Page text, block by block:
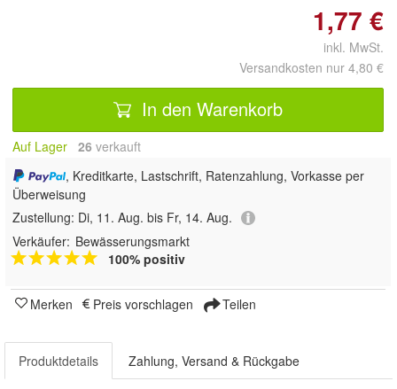
1,77 €
inkl. MwSt.
Versandkosten nur 4,80 €
In den Warenkorb
Auf Lager 26 verkauft
, Kreditkarte, Lastschrift, Ratenzahlung, Vorkasse per
Überweisung
Zustellung: Di, 11. Aug. bis Fr, 14. Aug.
Verkäufer: Bewässerungsmarkt
100% positiv
Merken Preis vorschlagen Teilen
Produktdetails Zahlung, Versand & Rückgabe